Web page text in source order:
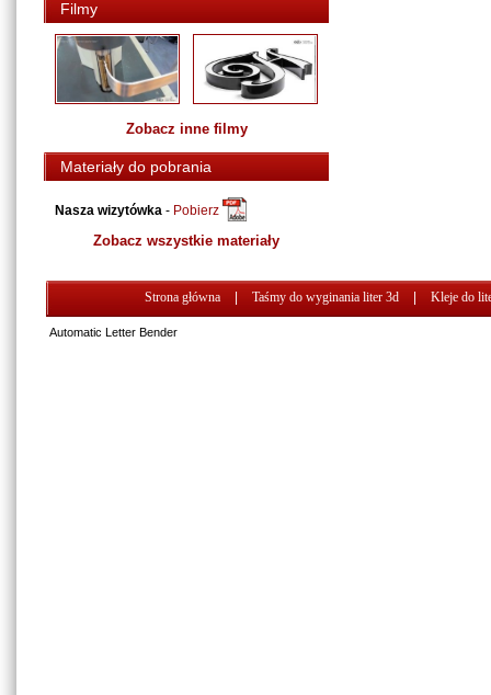
Filmy
Zobacz inne filmy
Materiały do pobrania
Nasza wizytówka - Pobierz
Zobacz wszystkie materiały
Strona główna Taśmy do wyginania liter 3d Kleje do
Automatic Letter Bender